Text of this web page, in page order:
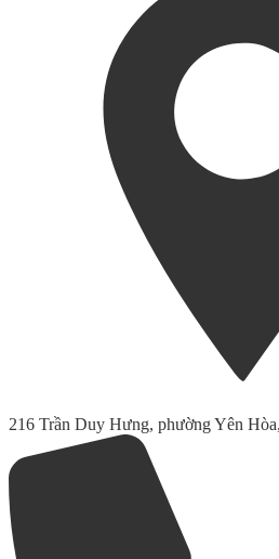
216 Trần Duy Hưng, phường Yên